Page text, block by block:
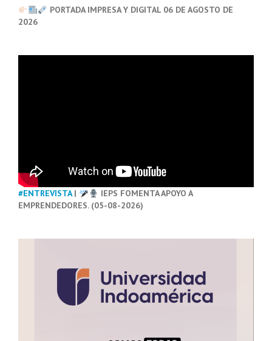
PORTADA IMPRESA Y DIGITAL 06 DE AGOSTO DE
2026
#ENTREVISTA|
IEPS FOMENTA APOYO A
EMPRENDEDORES. (05-08-2026)